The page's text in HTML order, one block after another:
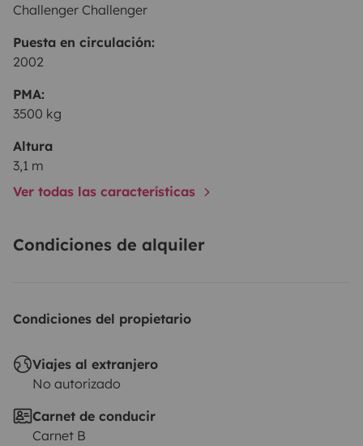
Challenger Challenger
Puesta en circulación:
2002
PMA:
3500 kg
Altura
3,1 m
Ver todas las características
Condiciones de alquiler
Condiciones del propietario
Viajes al extranjero
No autorizado
Carnet de conducir
Carnet B